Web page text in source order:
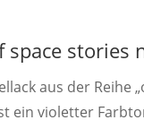
space stories
aus der Reihe
ein violetter